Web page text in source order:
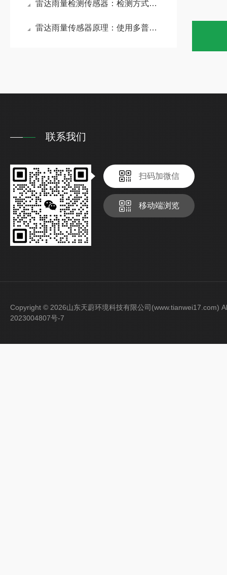
雷达雨量检测传感器：检测方式更加灵敏，可快速侦测到降雨的起始与结束时间
雷达雨量传感器原理：使用多普勒雷达波技术精准测量降雨的水滴下降速度
联系我们
扫码加微信
移动端浏览
Copyright © 2026山东天蔚环境科技有限公司(www.tianwei17.com)
2023004807号-7